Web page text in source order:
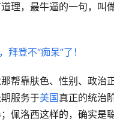
理，最牛逼的一句，叫
帮靠肤色、性别、政治
服务于美国真正的统治
佩洛西这样的，确实是